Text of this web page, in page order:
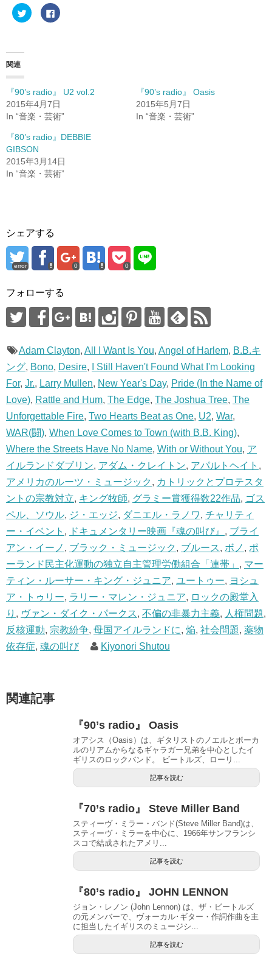
ク
リ
e
r
で
共
有
新
し
い
ウ
ィ
ン
ド
)
F
a
る
に
は
ク
ッ
ク
て
く
だ
さ
ド
ウ
で
開
き
す
)
関連
『90’s radio』 U2 vol.2
2015年4月7日
In “音楽・芸術”
『90’s radio』 Oasis
2015年5月7日
In “音楽・芸術”
『80’s radio』DEBBIE
GIBSON
2015年3月14日
In “音楽・芸術”
シェアする
error 0 0
フォローする
Adam Clayton, All I Want Is You, Angel of Harlem, B.B.キ
ング, Bono, Desire,
I Still Haven't Found What I'm Looking
For, Jr., Larry Mullen, New Year's Day, Pride (In the Name of
Love), Rattle and Hum, The Edge, The Joshua Tree, The
Unforgettable Fire, Two Hearts Beat as One, U2, War,
WAR(闘), When Love Comes to Town (with B.B. King),
Where the Streets Have No Name, With or Without You, ア
イルランドダブリン, アダム・クレイトン, アパルトヘイト ,
アメリカのルーツ・ミュージック , カトリックとプロテスタ
ントの宗教対立, キング牧師, グラミー賞獲得数22作品, ゴス
ペル、ソウル, ジ・エッジ, ダニエル・ラノワ, チャリティ
ー・イベント , ドキュメンタリー映画『魂の叫び』 , ブライ
アン・イーノ , ブラック・ミュージック , ブルース, ボノ , ポ
ーランド民主化運動の独立自主管理労働組合「連帯」 , マー
ティン・ルーサー・キング・ジュニア, ユートゥー, ヨシュ
ア・トゥリー, ラリー・マレン・ジュニア, ロックの殿堂入
り , ヴァン・ダイク・パークス, 不偏の非暴力主義, 人権問題,
反核運動, 宗教紛争, 母国アイルランドに, 焔, 社会問題, 薬物
依存症, 魂の叫び Kiyonori Shutou
関連記事
『90’s radio』 Oasis
オアシス（Oasis）は、ギタリストのノエルとボーカ
ルのリアムからなるギャラガー兄弟を中心としたイ
ギリスのロックバンド。 ビートルズ、ローリ...
記事を読む
『70’s radio』 Steve Miller Band
スティーヴ・ミラー・バンド(Steve Miller Band)は、
スティーヴ・ミラーを中心に、1966年サンフランシ
スコで結成されたアメリ...
記事を読む
『80’s radio』 JOHN LENNON
ジョン・レノン (John Lennon) は、ザ・ビートルズ
の元メンバーで、ヴォーカル･ギター・作詞作曲を主
に担当したイギリスのミュージシ...
記事を読む